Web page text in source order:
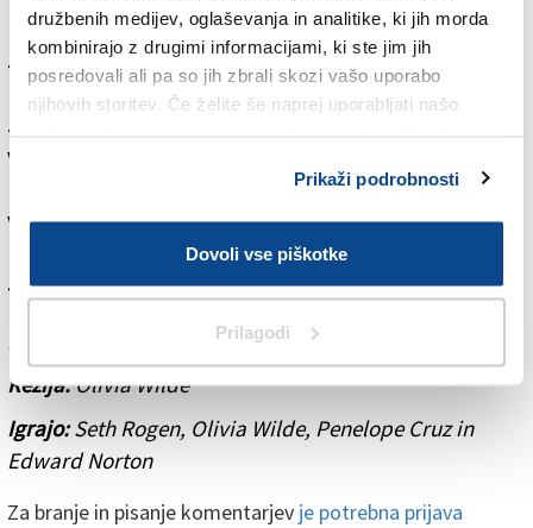
družbenih medijev, oglaševanja in analitike, ki jih morda
kombinirajo z drugimi informacijami, ki ste jim jih
posredovali ali pa so jih zbrali skozi vašo uporabo
njihovih storitev. Če želite še naprej uporabljati našo
Prikaži podrobnosti
Dovoli vse piškotke
Prilagodi
Popolni neznanci Paola Genoveseja.
Za stenami udobnega stanovanja se razvija
prepričljiva zgodba, ki jo je režiserka znala posneti z
zelo dobro prilagojenim ritmom. Dodano vrednost pa
vsekakor nudi prepričljivi nastop vseh štirih igralcev,
pa čeprav ostaja interpretacija dveh filmskih
velikanov, kot sta Penelope Cruz in Edward Norton,
The Invite
Država:
Režija:Olivia Wilde
Igrajo: Seth Rogen, Olivia Wilde, Penelope Cruz in
Edward Norton
Za branje in pisanje komentarjev je potrebna prijava